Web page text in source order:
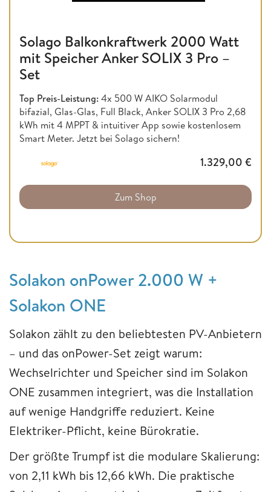
Solago Balkonkraftwerk 2000 Watt
mit Speicher Anker SOLIX 3 Pro –
Set
Top Preis-Leistung:4x 500 W AIKO Solarmodul
bifazial, Glas-Glas, Full Black, Anker SOLIX 3 Pro 2,68
kWh mit 4 MPPT & intuitiver App sowie kostenlosem
Smart Meter. Jetzt bei Solago sichern!
1.329,00 €
Zum Shop
Solakon onPower 2.000 W +
Solakon ONE
Solakon zählt zu den beliebtesten PV-Anbietern
– und das onPower-Set zeigt warum:
Wechselrichter und Speicher sind im Solakon
ONE zusammen integriert, was die Installation
auf wenige Handgriffe reduziert. Keine
Elektriker-Pflicht, keine Bürokratie.
Der größte Trumpf ist die modulare Skalierung:
von 2,11 kWh bis 12,66 kWh. Die praktische